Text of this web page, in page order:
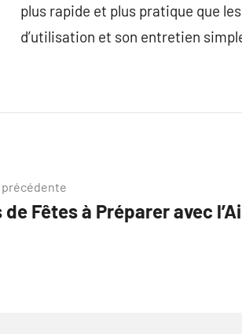
plus rapide et plus pratique que
d’utilisation et son entretien
Fêtes à Préparer avec